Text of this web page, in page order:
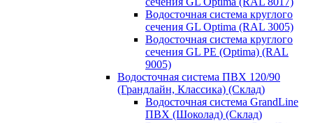
Водосточная система круглого
сечения GL Optima (RAL 3005)
Водосточная система круглого
сечения GL PE (Optima) (RAL
9005)
Водосточная система ПВХ 120/90
(Грандлайн, Классика) (Склад)
Водосточная система GrandLine
ПВХ (Шоколад) (Склад)